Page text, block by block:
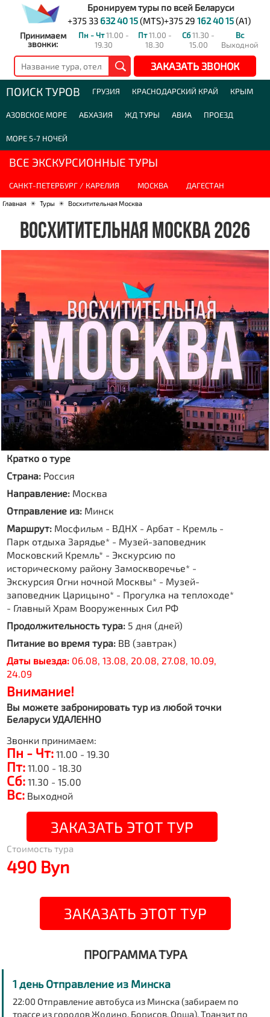
Бронируем туры по всей Беларуси
+375 33 632 40 15(MTS)+375 29 162 40 15(A1)
Принимаем
звонки:
Пн - Чт11.00 -
19.30
Пт11.00 -
18.30
Сб11.30 -
15.00
Вс
Выходной
ЗАКАЗАТЬ ЗВОНОК
ПОИСК ТУРОВ ГРУЗИЯ КРАСНОДАРСКИЙ КРАЙ КРЫМ
АЗОВСКОЕ МОРЕ АБХАЗИЯ ЖД ТУРЫ АВИА ПРОЕЗД
МОРЕ 5-7 НОЧЕЙ
ВСЕ ЭКСКУРСИОННЫЕ ТУРЫ
САНКТ-ПЕТЕРБУРГ / КАРЕЛИЯ МОСКВА ДАГЕСТАН
Главная ☀ Туры ☀ Восхитительная Москва
ВОСХИТИТЕЛЬНАЯ МОСКВА 2026
Кратко о туре
Страна: Россия
Направление: Москва
Отправление из: Минск
Маршрут: Мосфильм - ВДНХ - Арбат - Кремль -
Парк отдыха Зарядье* - Музей-заповедник
Московский Кремль* - Экскурсию по
историческому району Замоскворечье* -
Экскурсия Огни ночной Москвы* - Музей-
заповедник Царицыно* - Прогулка на теплоходе*
- Главный Храм Вооруженных Сил РФ
Продолжительность тура: 5 дня (дней)
Питание во время тура: BB (завтрак)
Даты выезда: 06.08, 13.08, 20.08, 27.08, 10.09,
24.09
Внимание!
Вы можете забронировать тур из любой точки
Беларуси УДАЛЕННО
Звонки принимаем:
Пн - Чт: 11.00 - 19.30
Пт: 11.00 - 18.30
Сб: 11.30 - 15.00
Вс: Выходной
ЗАКАЗАТЬ ЭТОТ ТУР
Стоимость тура
490 Byn
ЗАКАЗАТЬ ЭТОТ ТУР
ПРОГРАММА ТУРА
1 день Отправление из Минска
22:00 Отправление автобуса из Минска (забираем по
трассе из городов Жодино, Борисов, Орша). Транзит по